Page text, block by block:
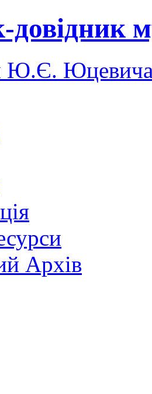
Ю.Є.
Архів